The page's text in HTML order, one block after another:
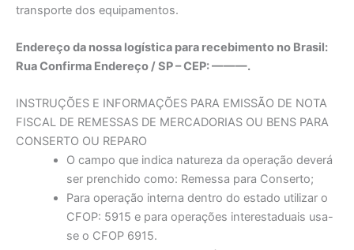
transporte dos equipamentos.
Endereço da nossa logística para recebimento no Brasil:
Rua Confirma Endereço / SP – CEP: ———.
INSTRUÇÕES E INFORMAÇÕES PARA EMISSÃO DE NOTA
FISCAL DE REMESSAS DE MERCADORIAS OU BENS PARA
CONSERTO OU REPARO
O campo que indica natureza da operação deverá
ser prenchido como: Remessa para Conserto;
Para operação interna dentro do estado utilizar o
CFOP: 5915 e para operações interestaduais usa-
se o CFOP 6915.